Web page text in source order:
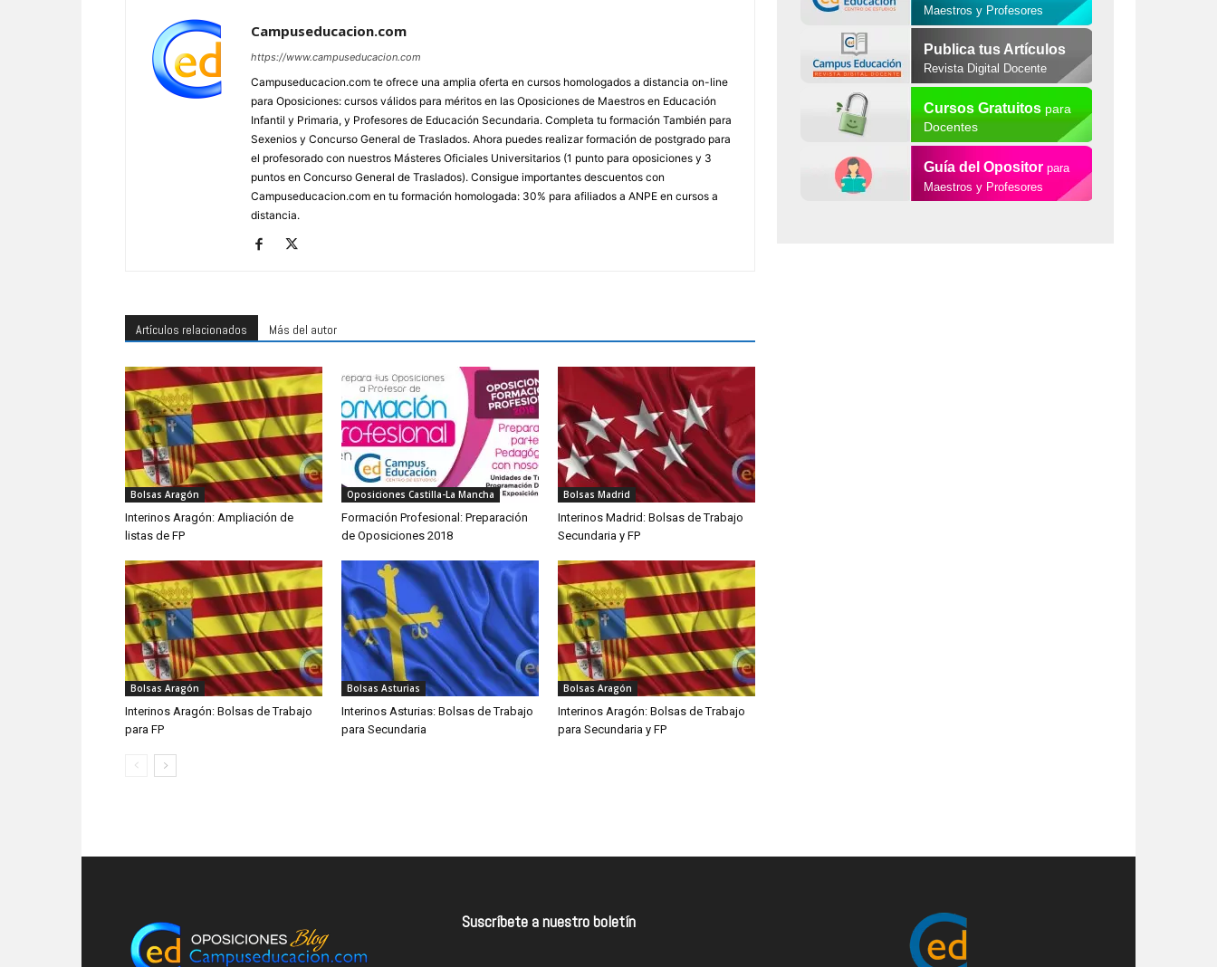
Campuseducacion.com
https://www.campuseducacion.com
Campuseducacion.com te ofrece una amplia oferta en cursos homologados a distancia on-line
para Oposiciones: cursos válidos para méritos en las Oposiciones de Maestros en Educación
Infantil y Primaria, y Profesores de Educación Secundaria. Completa tu formación También para
Sexenios y Concurso General de Traslados. Ahora puedes realizar formación de postgrado para
el profesorado con nuestros Másteres Oficiales Universitarios (1 punto para oposiciones y 3
puntos en Concurso General de Traslados). Consigue importantes descuentos con
Campuseducacion.com en tu formación homologada: 30% para afiliados a ANPE en cursos a
distancia.
Artículos relacionados Más del autor
Bolsas Aragón
Interinos Aragón: Ampliación de
listas de FP
Oposiciones Castilla-La Mancha
Formación Profesional: Preparación
de Oposiciones 2018
Bolsas Madrid
Interinos Madrid: Bolsas de Trabajo
Secundaria y FP
Bolsas Aragón
Interinos Aragón: Bolsas de Trabajo
para FP
Bolsas Asturias
Interinos Asturias: Bolsas de Trabajo
para Secundaria
Bolsas Aragón
Interinos Aragón: Bolsas de Trabajo
para Secundaria y FP
Maestros y Profesores
Publica tus Artículos
Revista Digital Docente
Cursos Gratuitospara
Docentes
Guía del Opositor para
Maestros y Profesores
Suscríbete a nuestro boletín